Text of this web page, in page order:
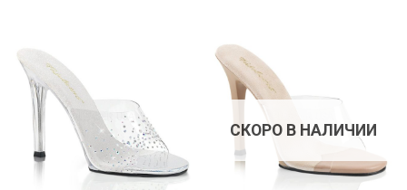
СКОРО В НАЛИЧИИ